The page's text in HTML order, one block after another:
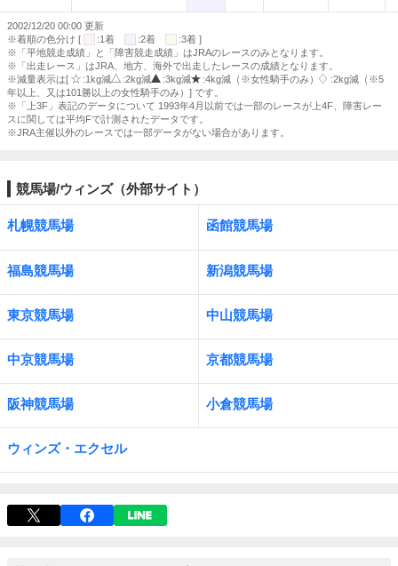
2002/12/20 00:00 更新
※着順の色分け [
:1着 :2着
:3着 ]
※「平地競走成績」と「障害競走成績」はJRAのレースのみとなります。
※「出走レース」はJRA、地方、海外で出走したレースの成績となります。
※減量表示は[
:1kg減 :2kg減 :3kg減 :4kg減（※女性騎手のみ）
:2kg減（※5
年以上、又は101勝以上の女性騎手のみ）] です。
※「上3F」表記のデータについて 1993年4月以前では一部のレースが上4F、障害レー
スに関しては平均Fで計測されたデータです。
※JRA主催以外のレースでは一部データがない場合があります。
競馬場/ウィンズ（外部サイト）
札幌競馬場 函館競馬場
福島競馬場 新潟競馬場
東京競馬場 中山競馬場
中京競馬場 京都競馬場
阪神競馬場 小倉競馬場
ウィンズ・エクセル